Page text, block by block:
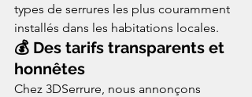
types de serrures les plus couramment
installés dans les habitations locales.
💰 Des tarifs transparents et
honnêtes
Chez 3DSerrure, nous annonçons